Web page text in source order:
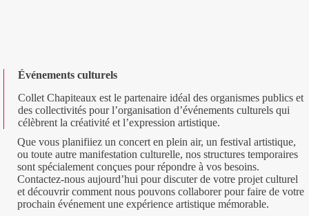
Événements culturels
Collet Chapiteaux est le partenaire idéal des organismes publics et
des collectivités pour l’organisation d’événements culturels qui
célèbrent la créativité et l’expression artistique.
Que vous planifiiez un concert en plein air, un festival artistique,
ou toute autre manifestation culturelle, nos structures temporaires
sont spécialement conçues pour répondre à vos besoins.
Contactez-nous aujourd’hui pour discuter de votre projet culturel
et découvrir comment nous pouvons collaborer pour faire de votre
prochain événement une expérience artistique mémorable.